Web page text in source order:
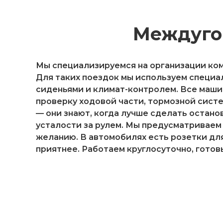
Мы специализируемся на организации
Для таких поездок мы используем
сиденьями и климат-контролем. Все
проверку ходовой части, тормозной
— они знают, когда лучше сделать
усталости за рулем. Мы
желанию. В автомобилях есть розетки
приятнее. Работаем круглосуточно,